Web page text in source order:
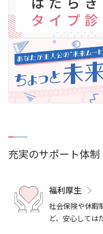
充実のサポート体制
福利厚生
社会保険や休暇
ど、安心しては